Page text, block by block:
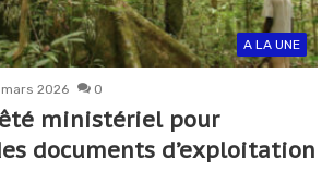
A LA UNE
mars 2026 0
ministériel pour
documents d’exploitation